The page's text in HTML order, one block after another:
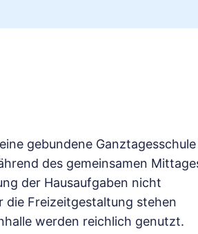
gebundene
des gemeinsamen
der Hausaufgaben nicht
die Freizeitgestaltung stehen
werden reichlich genutzt.